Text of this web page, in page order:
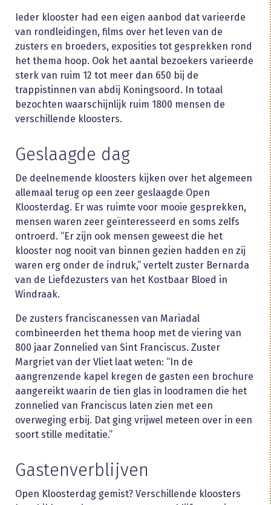
Ieder klooster had een eigen aanbod dat varieerde
van rondleidingen, films over het leven van de
zusters en broeders, exposities tot gesprekken rond
het thema hoop. Ook het aantal bezoekers varieerde
sterk van ruim 12 tot meer dan 650 bij de
trappistinnen van abdij Koningsoord. In totaal
bezochten waarschijnlijk ruim 1800 mensen de
verschillende kloosters.
Geslaagde dag
De deelnemende kloosters kijken over het algemeen
allemaal terug op een zeer geslaagde Open
Kloosterdag. Er was ruimte voor mooie gesprekken,
mensen waren zeer geïnteresseerd en soms zelfs
ontroerd. “Er zijn ook mensen geweest die het
klooster nog nooit van binnen gezien hadden en zij
waren erg onder de indruk,” vertelt zuster Bernarda
van de Liefdezusters van het Kostbaar Bloed in
Windraak.
De zusters franciscanessen van Mariadal
combineerden het thema hoop met de viering van
800 jaar Zonnelied van Sint Franciscus. Zuster
Margriet van der Vliet laat weten: “In de
aangrenzende kapel kregen de gasten een brochure
aangereikt waarin de tien glas in loodramen die het
zonnelied van Franciscus laten zien met een
overweging erbij. Dat ging vrijwel meteen over in een
soort stille meditatie.”
Gastenverblijven
Open Kloosterdag gemist? Verschillende kloosters